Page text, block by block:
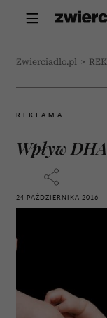
Zwierciadlo.pl >
REKLAMA
Wpływ
24 PAŹDZIERNIKA 2016